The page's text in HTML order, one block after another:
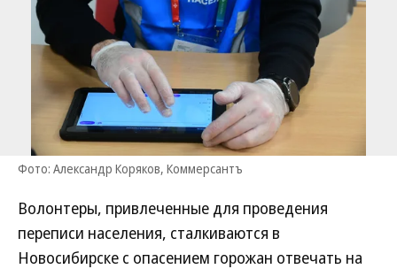
Фото: Александр Коряков, Коммерсантъ
Волонтеры, привлеченные для проведения
переписи населения, сталкиваются в
Новосибирске с опасением горожан отвечать на